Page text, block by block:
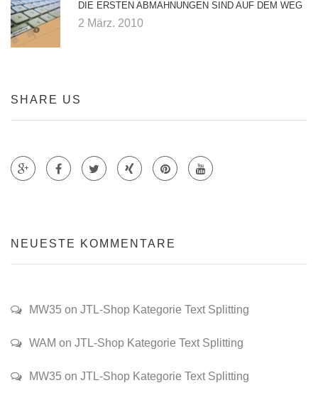
DIE ERSTEN ABMAHNUNGEN SIND AUF DEM WEG
2 März. 2010
SHARE US
Teile auf Google +
Teile auf Faecebook
Teile auf Twitter
Teile auf Xing
Teile auf Pinterest
NEUESTE KOMMENTARE
MW35 on JTL-Shop Kategorie Text Splitting
WAM on JTL-Shop Kategorie Text Splitting
MW35 on JTL-Shop Kategorie Text Splitting